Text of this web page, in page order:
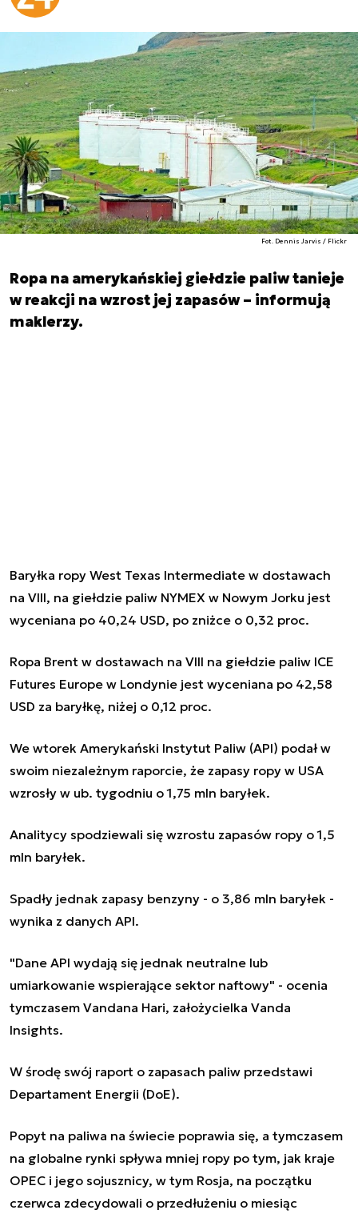
Fot. Dennis Jarvis / Flickr
Ropa na amerykańskiej giełdzie paliw tanieje
w reakcji na wzrost jej zapasów – informują
maklerzy.
Baryłka ropy West Texas Intermediate w dostawach
na VIII, na giełdzie paliw NYMEX w Nowym Jorku jest
wyceniana po 40,24 USD, po zniżce o 0,32 proc.
Ropa Brent w dostawach na VIII na giełdzie paliw ICE
Futures Europe w Londynie jest wyceniana po 42,58
USD za baryłkę, niżej o 0,12 proc.
We wtorek Amerykański Instytut Paliw (API) podał w
swoim niezależnym raporcie, że zapasy ropy w USA
wzrosły w ub. tygodniu o 1,75 mln baryłek.
Analitycy spodziewali się wzrostu zapasów ropy o 1,5
mln baryłek.
Spadły jednak zapasy benzyny - o 3,86 mln baryłek -
wynika z danych API.
"Dane API wydają się jednak neutralne lub
umiarkowanie wspierające sektor naftowy" - ocenia
tymczasem Vandana Hari, założycielka Vanda
Insights.
W środę swój raport o zapasach paliw przedstawi
Departament Energii (DoE).
Popyt na paliwa na świecie poprawia się, a tymczasem
na globalne rynki spływa mniej ropy po tym, jak kraje
OPEC i jego sojusznicy, w tym Rosja, na początku
czerwca zdecydowali o przedłużeniu o miesiąc